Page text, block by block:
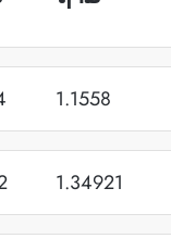
1.1558
1.34921